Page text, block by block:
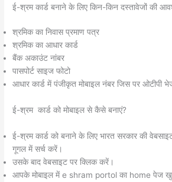
ई-श्रम कार्ड बनाने के लिए किन-किन दस्तावेजों की
श्रमिक का निवास प्रमाण पत्र
श्रमिक का आधार कार्ड
बैंक अकाउंट नांबर
पासपोर्ट साइज फोटो
आधार कार्ड में पंजीकृत मोबाइल नंबर जिस पर ओटीपी
ई-श्रम कार्ड को मोबाइल से कैसे बनाएं?
ई-श्रम कार्ड को बनाने के लिए भारत सरकार की
गूगल में सर्च करें।
उसके बाद वेबसाइट पर क्लिक करें।
आपके मोबाइल में e shram portol का home पेज